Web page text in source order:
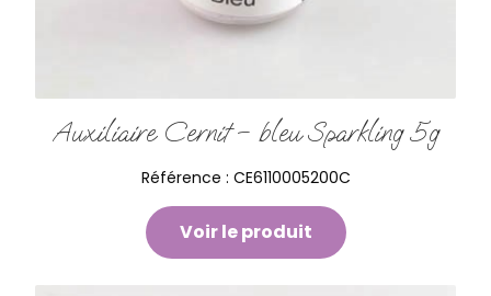
Auxiliaire Cernit – bleu Sparkling 5g
Référence : CE6110005200C
Voir le produit